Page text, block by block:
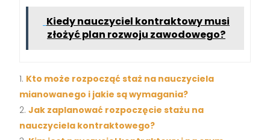
Kiedy nauczyciel kontraktowy musi
złożyć plan rozwoju zawodowego?
Kto może rozpocząć staż na nauczyciela
mianowanego i jakie są wymagania?
Jak zaplanować rozpoczęcie stażu na
nauczyciela kontraktowego?